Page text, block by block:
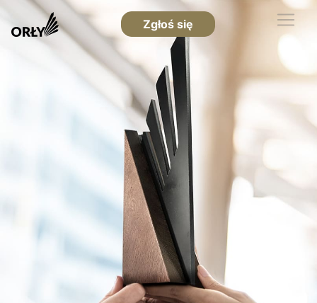
Zgłoś się